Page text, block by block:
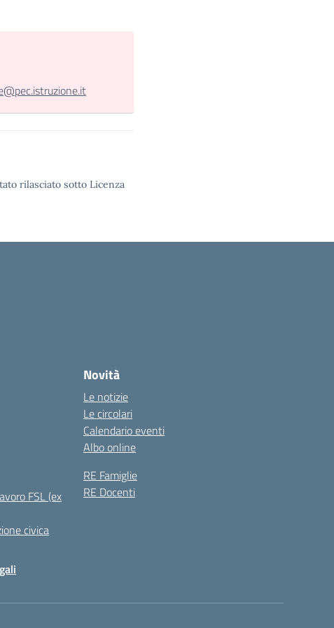
rilasciato sotto Licenza
FSL (ex
civica
Novità
Le notizie
Le circolari
Calendario eventi
Albo online
RE Famiglie
RE Docenti